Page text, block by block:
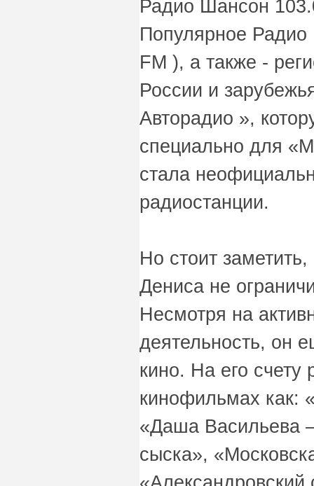
Радио Шансон
Популярное
FM ), а также -
России и
Авторадио »,
специально для
стала
радиостанции.
Но стоит заметить,
Дениса не
Несмотря на
деятельность, он
кино. На его счету
кинофильмах как:
«Даша Васильева
сыска»,